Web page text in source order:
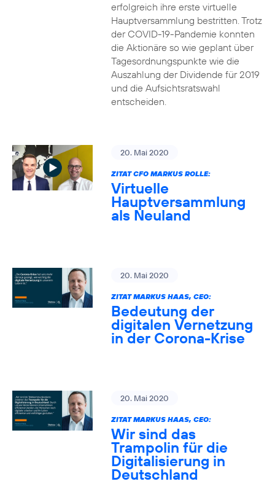
erfolgreich ihre erste virtuelle
Hauptversammlung bestritten. Trotz
der COVID-19-Pandemie konnten
die Aktionäre so wie geplant über
Tagesordnungspunkte wie die
Auszahlung der Dividende für 2019
und die Aufsichtsratswahl
entscheiden.
20. Mai 2020
ZITAT CFO MARKUS ROLLE:
Virtuelle
Hauptversammlung
als Neuland
20. Mai 2020
ZITAT MARKUS HAAS, CEO:
Bedeutung der
digitalen Vernetzung
in der Corona-Krise
20. Mai 2020
ZITAT MARKUS HAAS, CEO:
Wir sind das
Trampolin für die
Digitalisierung in
Deutschland